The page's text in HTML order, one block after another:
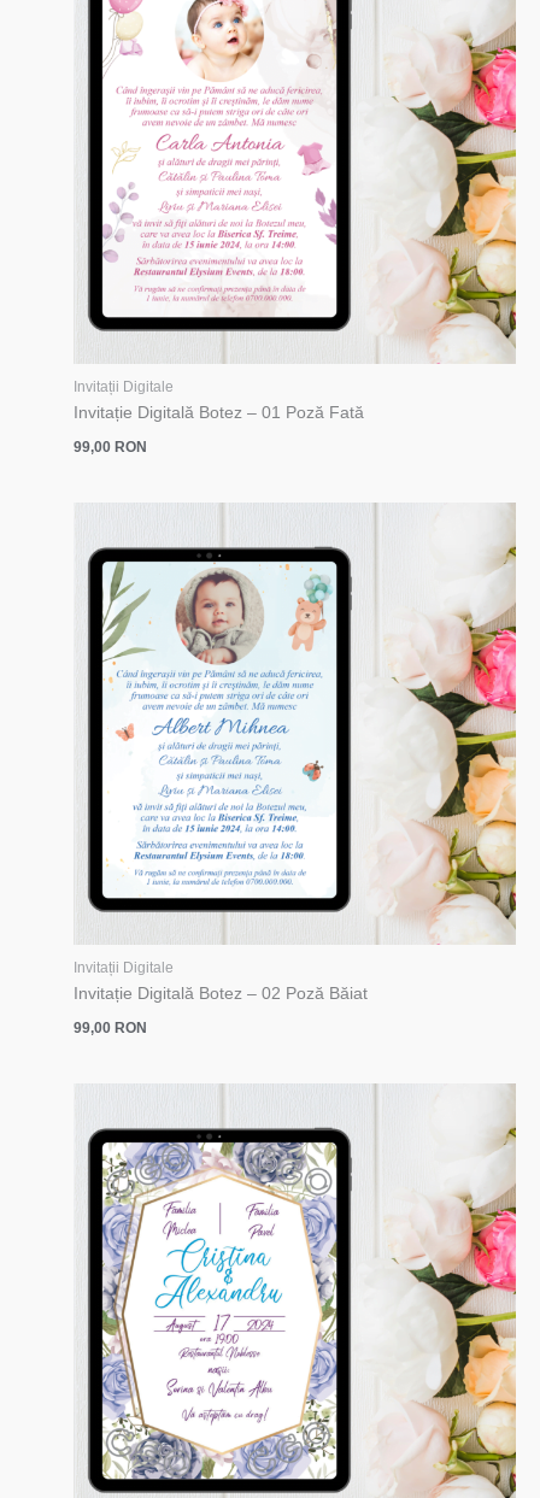
Invitații Digitale
Invitație Digitală Botez – 01 Poză Fată
99,00 RON
Invitații Digitale
Invitație Digitală Botez – 02 Poză Băiat
99,00RON